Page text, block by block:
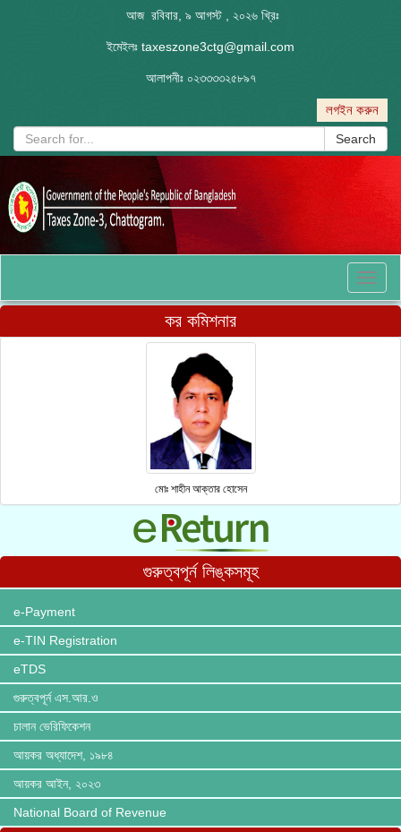
আজ রবিবার, ৯ আগস্ট , ২০২৬ খ্রিঃ
ইমেইলঃ taxeszone3ctg@gmail.com
আলাপনীঃ ০২৩৩৩৩২৫৮৯৭
লগইন করুন
Search
কর কমিশনার
মোঃ শাহীন আক্তার হোসেন
গুরুত্বপূর্ন লিঙ্কসমূহ
e-Payment
e-TIN Registration
eTDS
গুরুত্বপূর্ন এস.আর.ও
চালান ভেরিফিকেশন
আয়কর অধ্যাদেশ, ১৯৮৪
আয়কর আইন, ২০২৩
National Board of Revenue